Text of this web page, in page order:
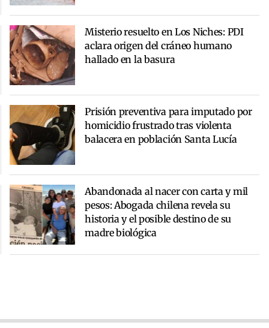
Misterio resuelto en Los Niches: PDI
aclara origen del cráneo humano
hallado en la basura
Prisión preventiva para imputado por
homicidio frustrado tras violenta
balacera en población Santa Lucía
Abandonada al nacer con carta y mil
pesos: Abogada chilena revela su
historia y el posible destino de su
madre biológica